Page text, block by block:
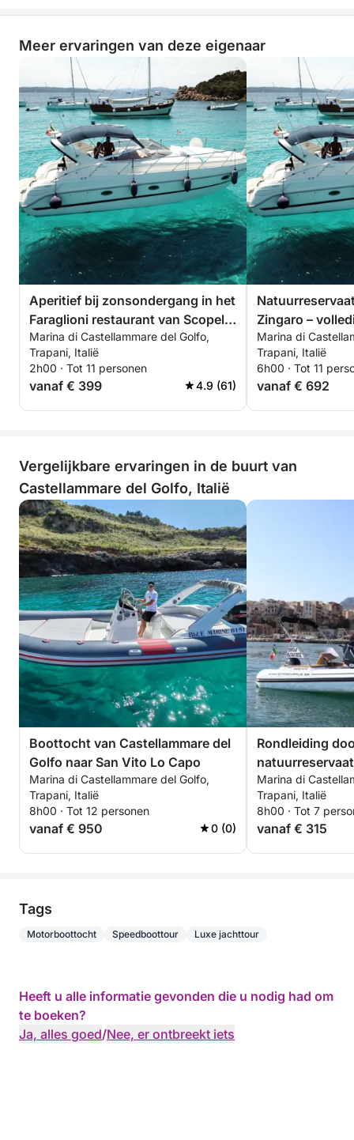
Meer ervaringen van deze eigenaar
Aperitief bij zonsondergang in het
Faraglioni restaurant van Scopello
(max. 6 personen)
Marina di Castellammare del Golfo,
Trapani, Italië
2h00 · Tot 11 personen
vanaf € 399 4.9 (61)
Zingaro –
Marina di
Trapani, Italië
6h00 · Tot 11
vanaf € 692
Vergelijkbare ervaringen in de buurt van
Castellammare del Golfo, Italië
Boottocht van Castellammare del
Golfo naar San Vito Lo Capo
Marina di Castellammare del Golfo,
Trapani, Italië
8h00 · Tot 12 personen
vanaf € 950 0 (0)
Rondleiding
Vito Lo Capo
Marina di
Trapani, Italië
8h00 · Tot 7
vanaf € 315
Tags
Motorboottocht Speedboottour Luxe jachttour
Heeft u alle informatie gevonden die u nodig had om
te boeken?
Ja, alles goed/Nee, er ontbreekt iets